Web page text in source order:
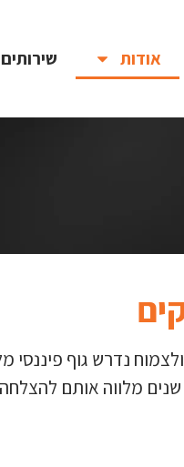
אודות
נדרש גוף פיננסי
מלווה אותם